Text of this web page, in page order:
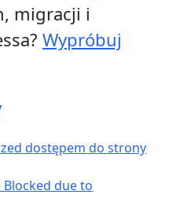
migracji i
Wypróbuj
dostępem do strony
Blocked due to